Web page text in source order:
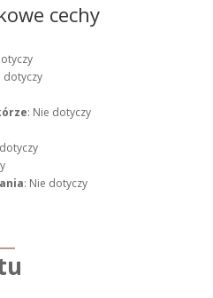
cechy
dotyczy
: Nie dotyczy
: Nie dotyczy